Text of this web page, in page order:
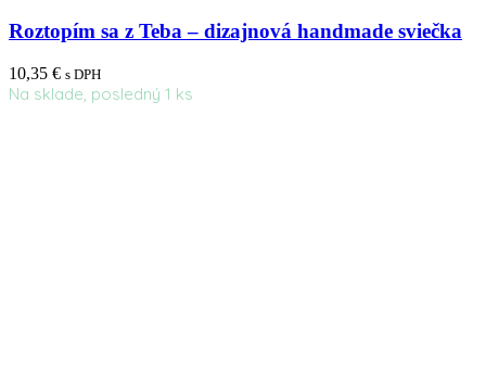
Roztopím sa z Teba – dizajnová handmade sviečka
10,35 € s DPH
Na sklade, posledný 1 ks